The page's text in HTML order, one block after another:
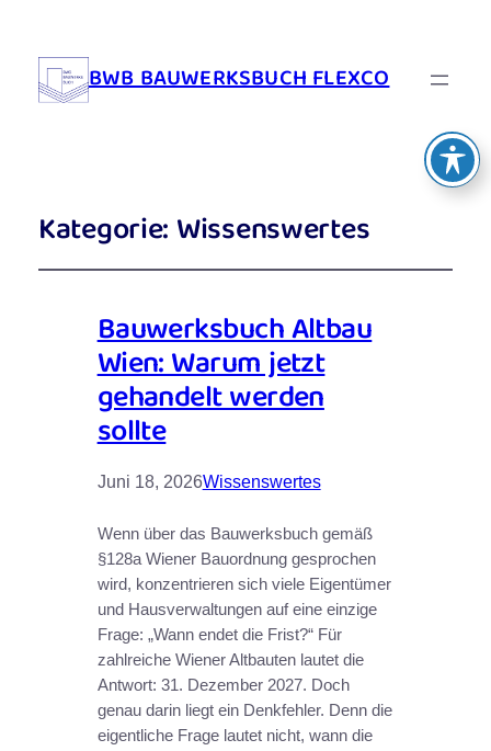
BWB BAUWERKSBUCH FLEXCO
Kategorie:Wissenswertes
Bauwerksbuch Altbau
Wien: Warum jetzt
gehandelt werden
sollte
Juni 18, 2026Wissenswertes
Wenn über das Bauwerksbuch gemäß
§128a Wiener Bauordnung gesprochen
wird, konzentrieren sich viele Eigentümer
und Hausverwaltungen auf eine einzige
Frage: „Wann endet die Frist?“ Für
zahlreiche Wiener Altbauten lautet die
Antwort: 31. Dezember 2027. Doch
genau darin liegt ein Denkfehler. Denn die
eigentliche Frage lautet nicht, wann die